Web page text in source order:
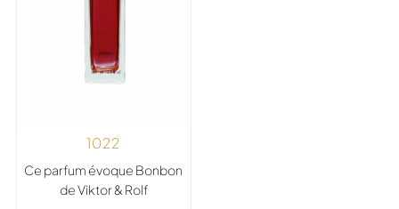
1022
Ce parfum évoque Bonbon
de Viktor & Rolf